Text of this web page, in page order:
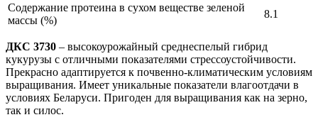
Содержание протеина в сухом веществе зеленой
массы (%)
8.1
ДКС 3730 – высокоурожайный среднеспелый гибрид
кукурузы с отличными показателями стрессоустойчивости.
Прекрасно адаптируется к почвенно-климатическим условиям
выращивания. Имеет уникальные показатели влагоотдачи в
условиях Беларуси. Пригоден для выращивания как на зерно,
так и силос.